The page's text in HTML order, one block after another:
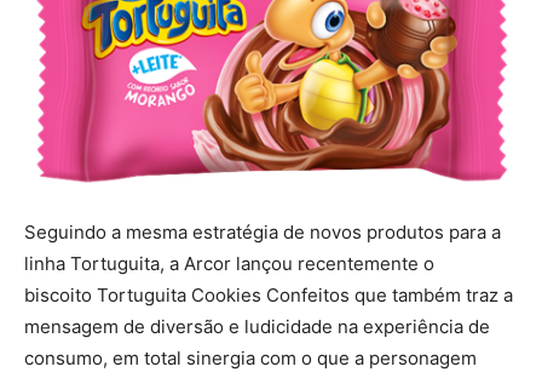
Seguindo a mesma estratégia de novos produtos para a
linha Tortuguita, a Arcor lançou recentemente o
biscoito Tortuguita Cookies Confeitos que também traz a
mensagem de diversão e ludicidade na experiência de
consumo, em total sinergia com o que a personagem